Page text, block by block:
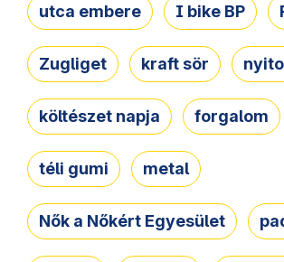
utca embere I bike BP
Zugliget kraft sör
költészet napja forgalom
téli gumi metal
Nők a Nőkért Egyesület